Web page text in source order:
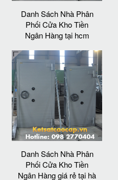
Danh Sách Nhà Phân
Phối Cửa Kho Tiền
Ngân Hàng tại hcm
Danh Sách Nhà Phân
Phối Cửa Kho Tiền
Ngân Hàng giá rẻ tại hà